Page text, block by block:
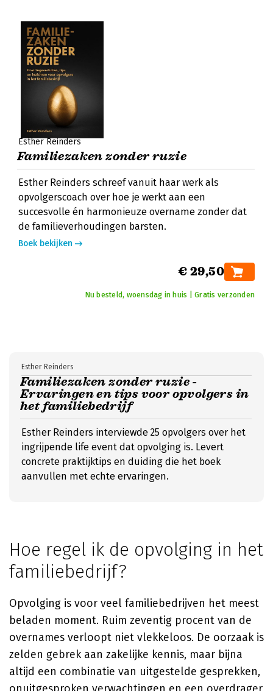
Esther Reinders
Familiezaken zonder ruzie
Esther Reinders schreef vanuit haar werk als
opvolgerscoach over hoe je werkt aan een
succesvolle én harmonieuze overname zonder dat
de familieverhoudingen barsten.
Boek bekijken
€ 29,50
Nu besteld, woensdag in huis | Gratis verzonden
Familiezaken zonder ruzie -
Ervaringen en tips voor opvolgers in
het familiebedrijf
Esther Reinders
Esther Reinders interviewde 25 opvolgers over het
ingrijpende life event dat opvolging is. Levert
concrete praktijktips en duiding die het boek
aanvullen met echte ervaringen.
Hoe regel ik de opvolging in het
familiebedrijf?
Opvolging is voor veel familiebedrijven het meest
beladen moment. Ruim zeventig procent van de
overnames verloopt niet vlekkeloos. De oorzaak is
zelden gebrek aan zakelijke kennis, maar bijna
altijd een combinatie van uitgestelde gesprekken,